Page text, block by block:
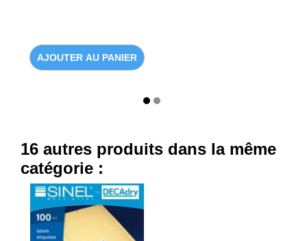
AJOUTER AU PANIER
16 autres produits dans la même
catégorie :